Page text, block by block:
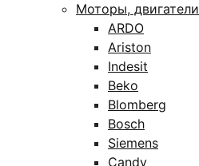
Моторы, двигатели
ARDO
Ariston
Indesit
Beko
Blomberg
Bosch
Siemens
Candy